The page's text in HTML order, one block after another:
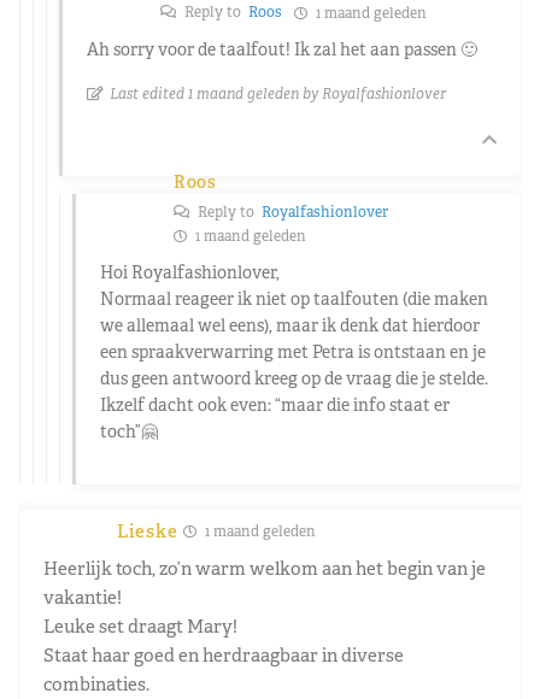
Reply to Roos 1 maand geleden
Ah sorry voor de taalfout! Ik zal het aan passen 🙂
Last edited 1 maand geleden by Royalfashionlover
Roos
Reply to Royalfashionlover
1 maand geleden
Hoi Royalfashionlover,
Normaal reageer ik niet op taalfouten (die maken
we allemaal wel eens), maar ik denk dat hierdoor
een spraakverwarring met Petra is ontstaan en je
dus geen antwoord kreeg op de vraag die je stelde.
Ikzelf dacht ook even: “maar die info staat er
toch”🤗
Lieske 1 maand geleden
Heerlijk toch, zo’n warm welkom aan het begin van je
vakantie!
Leuke set draagt Mary!
Staat haar goed en herdraagbaar in diverse
combinaties.